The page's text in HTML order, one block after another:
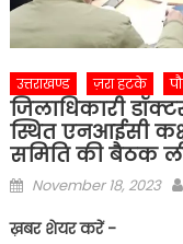
उत्तराखण्ड ज़रा हटके
जिलाधिकारी
स्थित एनआईसी
समिति की बैठक
Posted
November 18, 2023
ख़बर शेयर करें -